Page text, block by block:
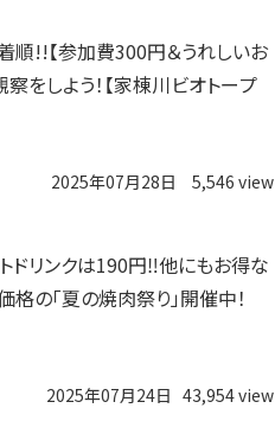
!!【参加費300円＆うれしいお
をしよう！【家棟川ビオトープ
2025年07月28日 5,546 view
ドリンクは190円‼︎他にもお得な
の「夏の焼肉祭り」開催中！
2025年07月24日 43,954 view